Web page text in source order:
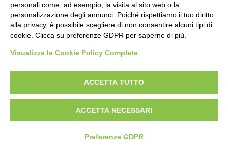
Piè di pagina
Contatti
Lavora con noi
Amministrazione
Seguici su
personali come, ad esempio, la visita al sito web o la
personalizzazione degli annunci. Poiché rispettiamo il tuo diritto
alla privacy, è possibile scegliere di non consentire alcuni tipi di
cookie. Clicca su preferenze GDPR per saperne di più.
Visualizza la Cookie Policy Completa
ACCETTA TUTTO
ACCETTA NECESSARI
Preferenze GDPR